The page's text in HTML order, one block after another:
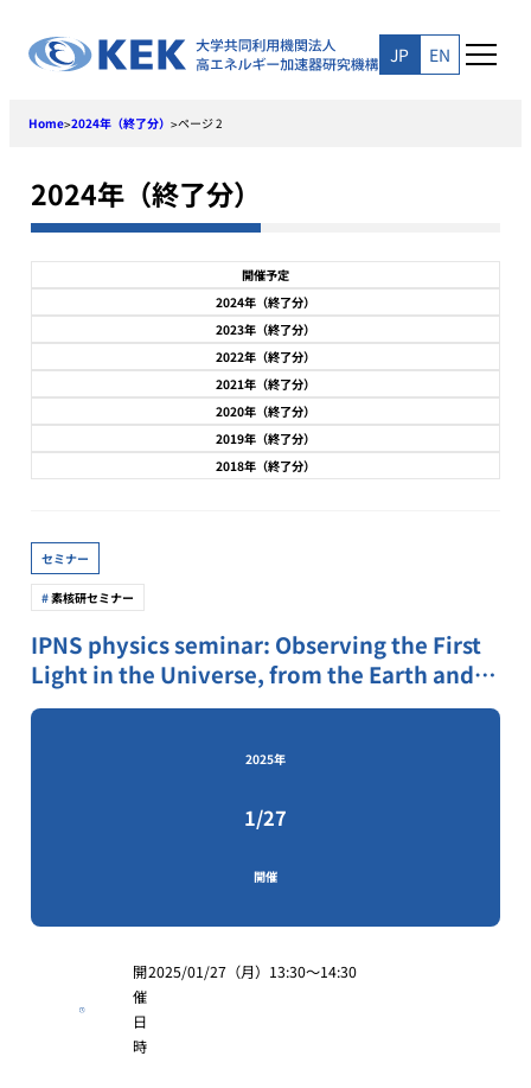
content
JP EN
Home>2024年（終了分） >ページ 2
2024年（終了分）
開催予定
2024年（終了分）
2023年（終了分）
2022年（終了分）
2021年（終了分）
2020年（終了分）
2019年（終了分）
2018年（終了分）
セミナー
素核研セミナー
IPNS physics seminar: Observing the First
Light in the Universe, from the Earth and
from the Sky
2025年
1/27
開催
開
催
日
時
2025/01/27（月）13:30〜14:30